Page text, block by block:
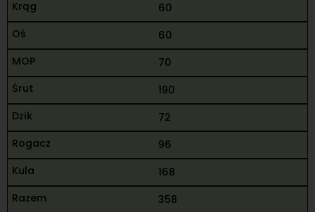
60
60
70
190
72
96
168
358